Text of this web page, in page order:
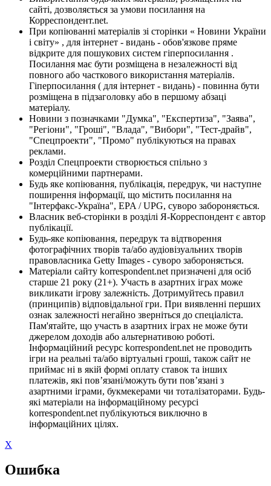
сайті, дозволяється за умови посилання на
Корреспондент.net.
При копіюванні матеріалів зі сторінки « Новини України
і світу» , для інтернет - видань - обов'язкове пряме
відкрите для пошукових систем гіперпосилання .
Посилання має бути розміщена в незалежності від
повного або часткового використання матеріалів.
Гіперпосилання ( для інтернет - видань) - повинна бути
розміщена в підзаголовку або в першому абзаці
матеріалу.
Новини з позначками "Думка", "Експертиза", "Заява",
"Регіони", "Гроші", "Влада", "Вибори", "Тест-драйв",
"Спецпроекти", "Промо" публікуються на правах
реклами.
Розділ Спецпроекти створюється спільно з
комерційними партнерами.
Будь яке копіювання, публікація, передрук, чи наступне
поширення інформації, що містить посилання на
"Інтерфакс-Україна", EPA / UPG, суворо забороняється.
Власник веб-сторінки в розділі Я-Корреспондент є автор
публікації.
Будь-яке копіювання, передрук та відтворення
фотографічних творів та/або аудіовізуальних творів
правовласника Getty Images - суворо забороняється.
Матеріали сайту korrespondent.net призначені для осіб
старше 21 року (21+). Участь в азартних іграх може
викликати ігрову залежність. Дотримуйтесь правил
(принципів) відповідальної гри. При виявленні перших
ознак залежності негайно зверніться до спеціаліста.
Пам'ятайте, що участь в азартних іграх не може бути
джерелом доходів або альтернативою роботі.
Інформаційний ресурс korrespondent.net не проводить
ігри на реальні та/або віртуальні гроші, також сайт не
приймає ні в якій формі оплату ставок та інших
платежів, які пов’язані/можуть бути пов’язані з
азартними іграми, букмекерами чи тоталізаторами. Будь-
які матеріали на інформаційному ресурсі
korrespondent.net публікуються виключно в
інформаційних цілях.
X
Ошибка